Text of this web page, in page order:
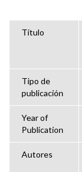
Título
Tipo de
publicación
Year of
Publication
Autores